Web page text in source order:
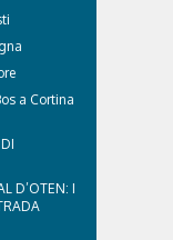
a Cortina
D’OTEN: I